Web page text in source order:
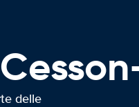
delle